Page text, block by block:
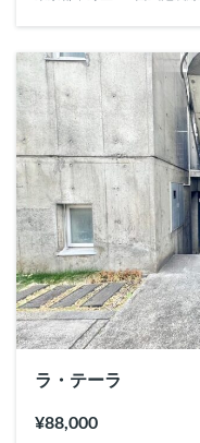
ラ・テーラ
¥88,000